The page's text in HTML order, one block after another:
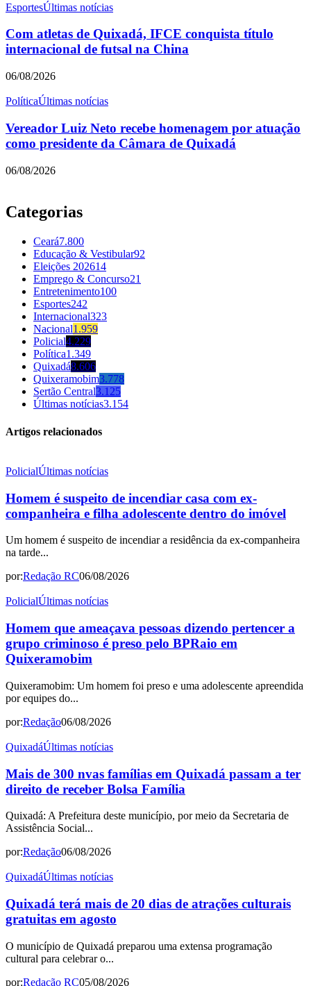
EsportesÚltimas notícias
Com atletas de Quixadá, IFCE conquista título
internacional de futsal na China
06/08/2026
PolíticaÚltimas notícias
Vereador Luiz Neto recebe homenagem por atuação
como presidente da Câmara de Quixadá
06/08/2026
Categorias
Ceará7.800
Educação & Vestibular92
Eleições 202614
Emprego & Concurso21
Entretenimento100
Esportes242
Internacional323
Nacional1.959
Policial4.229
Política1.349
Quixadá8.606
Quixeramobim3.778
Sertão Central3.125
Últimas notícias3.154
Artigos relacionados
PolicialÚltimas notícias
Homem é suspeito de incendiar casa com ex-
companheira e filha adolescente dentro do imóvel
Um homem é suspeito de incendiar a residência da ex-companheira
na tarde...
por:Redação RC06/08/2026
PolicialÚltimas notícias
Homem que ameaçava pessoas dizendo pertencer a
grupo criminoso é preso pelo BPRaio em
Quixeramobim
Quixeramobim: Um homem foi preso e uma adolescente apreendida
por equipes do...
por:Redação06/08/2026
QuixadáÚltimas notícias
Mais de 300 nvas famílias em Quixadá passam a ter
direito de receber Bolsa Família
Quixadá: A Prefeitura deste município, por meio da Secretaria de
Assistência Social...
por:Redação06/08/2026
QuixadáÚltimas notícias
Quixadá terá mais de 20 dias de atrações culturais
gratuitas em agosto
O município de Quixadá preparou uma extensa programação
cultural para celebrar o...
por:Redação RC05/08/2026